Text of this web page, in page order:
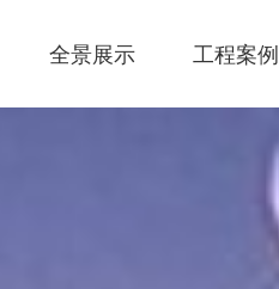
全景展示 工程案例